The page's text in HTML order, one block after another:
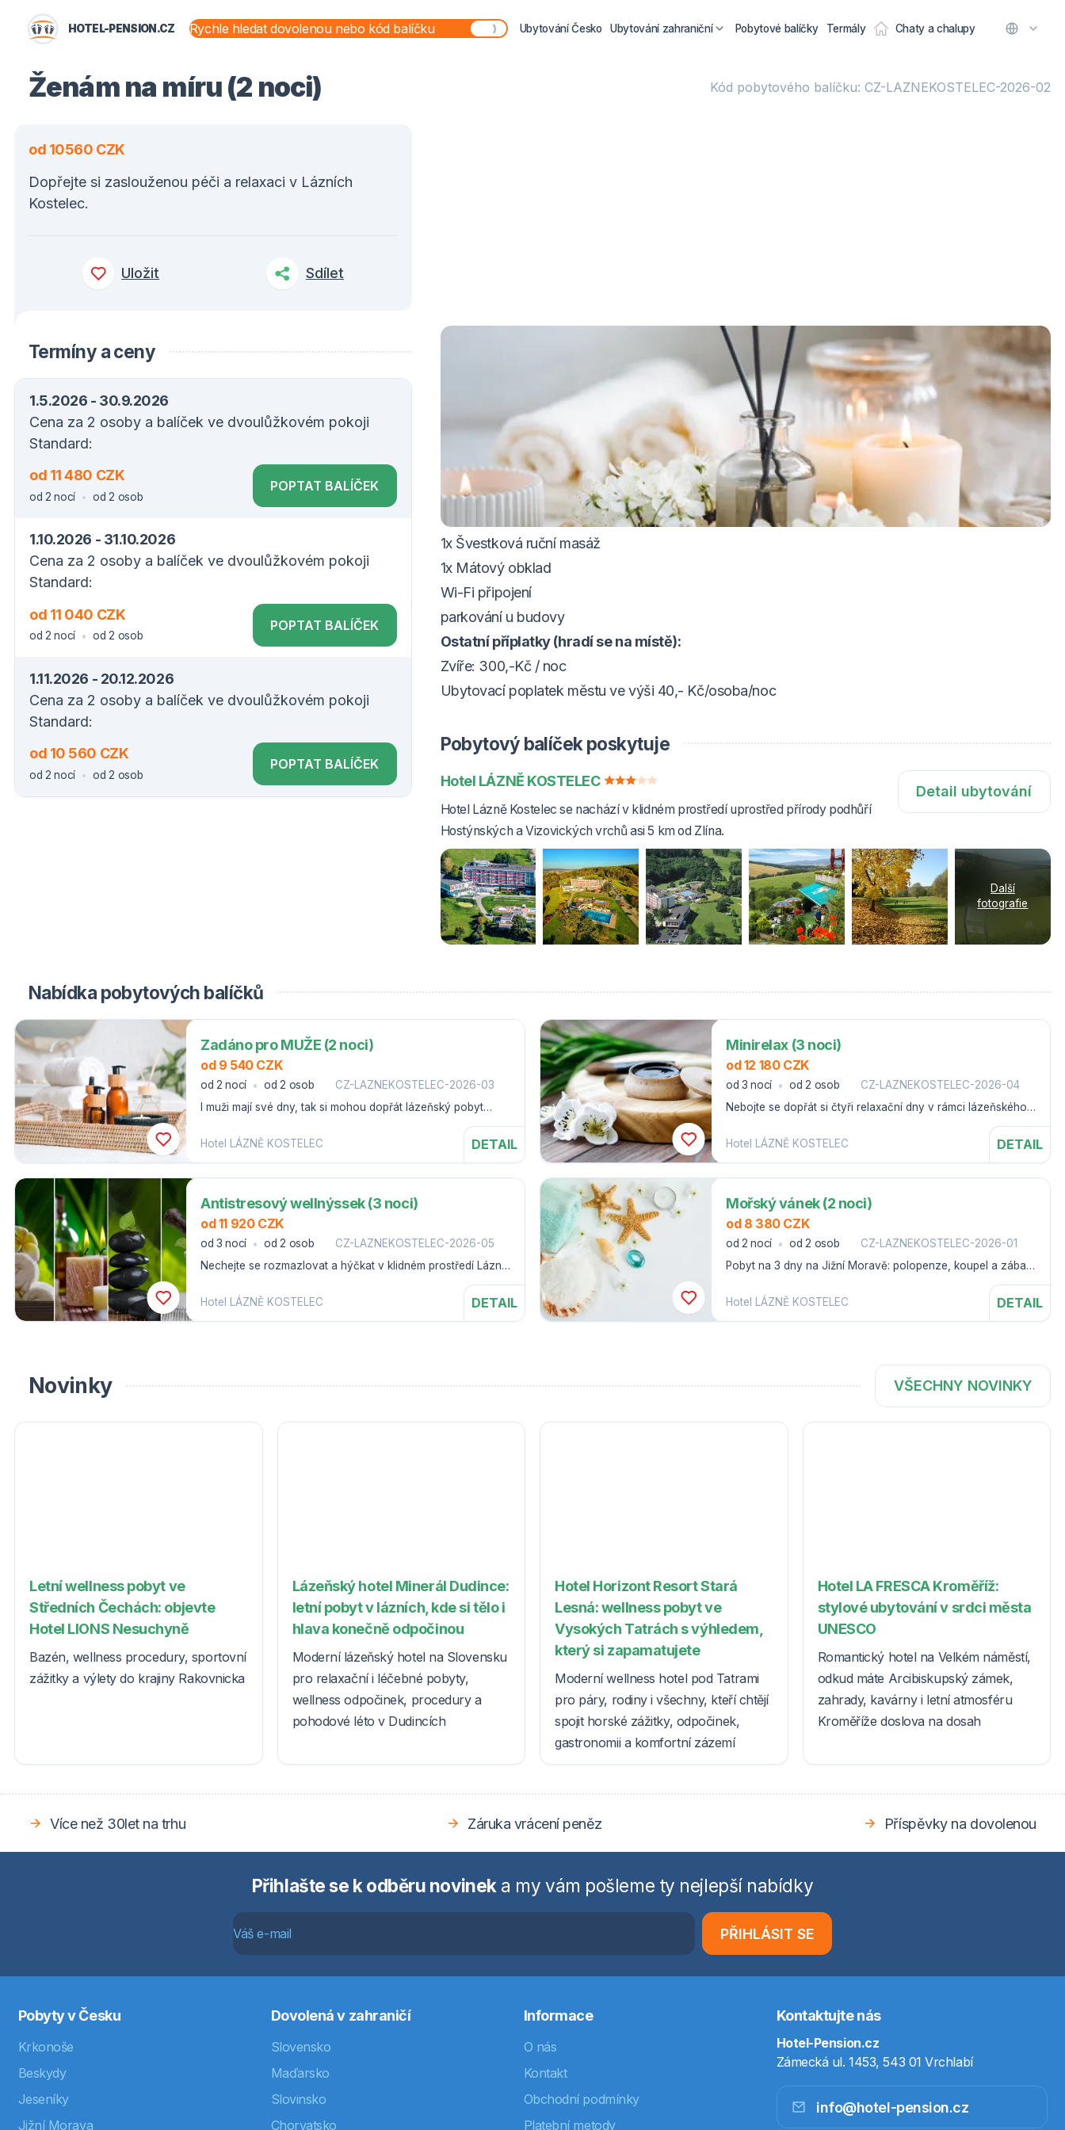
HOTEL-PENSION.CZ Ubytování Česko Ubytování zahraniční Pobytové balíčky Termály Chaty a chalupy
Ženám na míru (2 noci) Kód pobytového balíčku: CZ-LAZNEKOSTELEC-2026-02
od 10560 CZK
Dopřejte si zaslouženou péči a relaxaci v Lázních
Kostelec.
Uložit Sdílet
Termíny a ceny
1.5.2026 - 30.9.2026
Cena za 2 osoby a balíček ve dvoulůžkovém pokoji
Standard:
od 11 480 CZK
od 2 nocí od 2 osob
POPTAT BALÍČEK
1.10.2026 - 31.10.2026
Cena za 2 osoby a balíček ve dvoulůžkovém pokoji
Standard:
od 11 040 CZK
od 2 nocí od 2 osob
POPTAT BALÍČEK
1.11.2026 - 20.12.2026
Cena za 2 osoby a balíček ve dvoulůžkovém pokoji
Standard:
od 10 560 CZK
od 2 nocí od 2 osob
POPTAT BALÍČEK
Balíček zahrnuje:
2 x ubytování ve dvoulůžkovém pokoji
2 x stravování formou polopenze
1x Minerální koupel s kozí syrovátkou
1x Konopný peeling
1x Švestková ruční masáž
1x Mátový obklad
Wi-Fi připojení
parkování u budovy
Ostatní příplatky (hradí se na místě):
Zvíře: 300,-Kč / noc
Ubytovací poplatek městu ve výši 40,- Kč/osoba/noc
Pobytový balíček poskytuje
Hotel LÁZNĚ KOSTELEC
Hotel Lázně Kostelec se nachází v klidném prostředí uprostřed přírody podhůří
Hostýnských a Vizovických vrchů asi 5 km od Zlína.
Detail ubytování
Další
fotografie
Nabídka pobytových balíčků
Zadáno pro MUŽE (2 noci)
od 9 540 CZK
od 2 nocí od 2 osob
CZ-LAZNEKOSTELEC-2026-03
I muži mají své dny, tak si mohou dopřát lázeňský pobyt
Hotel LÁZNĚ KOSTELEC
DETAIL
Minirelax (3 noci)
od 12 180 CZK
od 3 nocí od 2 osob
CZ-LAZNEKOSTELEC-2026-04
Nebojte se dopřát si čtyři relaxační dny v rámci lázeňského
Hotel LÁZNĚ KOSTELEC
DETAIL
Antistresový wellnýssek (3 noci)
od 11 920 CZK
od 3 nocí od 2 osob
CZ-LAZNEKOSTELEC-2026-05
Nechejte se rozmazlovat a hýčkat v klidném prostředí Lázní
Hotel LÁZNĚ KOSTELEC
DETAIL
Mořský vánek (2 noci)
od 8 380 CZK
od 2 nocí od 2 osob
CZ-LAZNEKOSTELEC-2026-01
Pobyt na 3 dny na Jižní Moravě: polopenze, koupel a zábal
Hotel LÁZNĚ KOSTELEC
DETAIL
Novinky VŠECHNY NOVINKY
Letní wellness pobyt ve
Středních Čechách: objevte
Hotel LIONS Nesuchyně
Bazén, wellness procedury, sportovní
zážitky a výlety do krajiny Rakovnicka
Lázeňský hotel Minerál Dudince:
letní pobyt v lázních, kde si tělo i
hlava konečně odpočinou
Moderní lázeňský hotel na Slovensku
pro relaxační i léčebné pobyty,
wellness odpočinek, procedury a
pohodové léto v Dudincích
Hotel Horizont Resort Stará
Lesná: wellness pobyt ve
Vysokých Tatrách s výhledem,
který si zapamatujete
Moderní wellness hotel pod Tatrami
pro páry, rodiny i všechny, kteří chtějí
spojit horské zážitky, odpočinek,
gastronomii a komfortní zázemí
Hotel LA FRESCA Kroměříž:
stylové ubytování v srdci města
UNESCO
Romantický hotel na Velkém náměstí,
odkud máte Arcibiskupský zámek,
zahrady, kavárny i letní atmosféru
Kroměříže doslova na dosah
Více než 30let na trhu Záruka vrácení peněz Příspěvky na dovolenou
Přihlašte se k odběru novinek a my vám pošleme ty nejlepší nabídky
PŘIHLÁSIT SE
Pobyty v Česku
Krkonoše
Beskydy
Jeseníky
Jižní Morava
Dovolená v zahraničí
Slovensko
Maďarsko
Slovinsko
Chorvatsko
Informace
O nás
Kontakt
Obchodní podmínky
Platební metody
Kontaktujte nás
Hotel-Pension.cz
Zámecká ul. 1453, 543 01 Vrchlabí
info@hotel-pension.cz